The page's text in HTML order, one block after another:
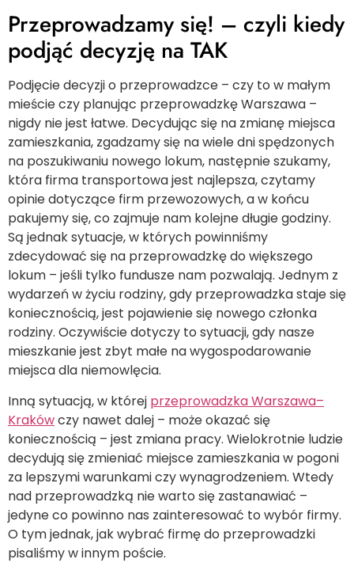
Przeprowadzamy się! – czyli kiedy
podjąć decyzję na TAK
Podjęcie decyzji o przeprowadzce – czy to w małym
mieście czy planując przeprowadzkę Warszawa –
nigdy nie jest łatwe. Decydując się na zmianę miejsca
zamieszkania, zgadzamy się na wiele dni spędzonych
na poszukiwaniu nowego lokum, następnie szukamy,
która firma transportowa jest najlepsza, czytamy
opinie dotyczące firm przewozowych, a w końcu
pakujemy się, co zajmuje nam kolejne długie godziny.
Są jednak sytuacje, w których powinniśmy
zdecydować się na przeprowadzkę do większego
lokum – jeśli tylko fundusze nam pozwalają. Jednym z
wydarzeń w życiu rodziny, gdy przeprowadzka staje się
koniecznością, jest pojawienie się nowego członka
rodziny. Oczywiście dotyczy to sytuacji, gdy nasze
mieszkanie jest zbyt małe na wygospodarowanie
miejsca dla niemowlęcia.
Inną sytuacją, w której przeprowadzka Warszawa–
Krakówczy nawet dalej – może okazać się
koniecznością – jest zmiana pracy. Wielokrotnie ludzie
decydują się zmieniać miejsce zamieszkania w pogoni
za lepszymi warunkami czy wynagrodzeniem. Wtedy
nad przeprowadzką nie warto się zastanawiać –
jedyne co powinno nas zainteresować to wybór firmy.
O tym jednak, jak wybrać firmę do przeprowadzki
pisaliśmy w innym poście.